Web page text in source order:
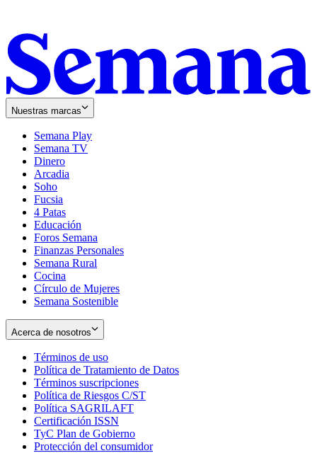
Nuestras marcas
Semana Play
Semana TV
Dinero
Arcadia
Soho
in
new
window
Fucsia
in
new
window
4 Patas
Educación
Foros Semana
Finanzas Personales
Semana Rural
Cocina
Círculo de Mujeres
Semana Sostenible
Acerca de nosotros
Términos de uso
in
new
window
Política de Tratamiento de Datos
Términos suscripciones
in
Política de Riesgos C/ST
Política SAGRILAFT
new
window
Certificación ISSN
in
new
TyC Plan de Gobierno
in
Protección del consumidorOpens